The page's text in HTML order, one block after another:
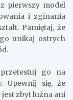
pierwszy model
i zginania
Pamiętaj, że
unikaj ostrych
go na
Upewnij się, że
zbyt luźna ani